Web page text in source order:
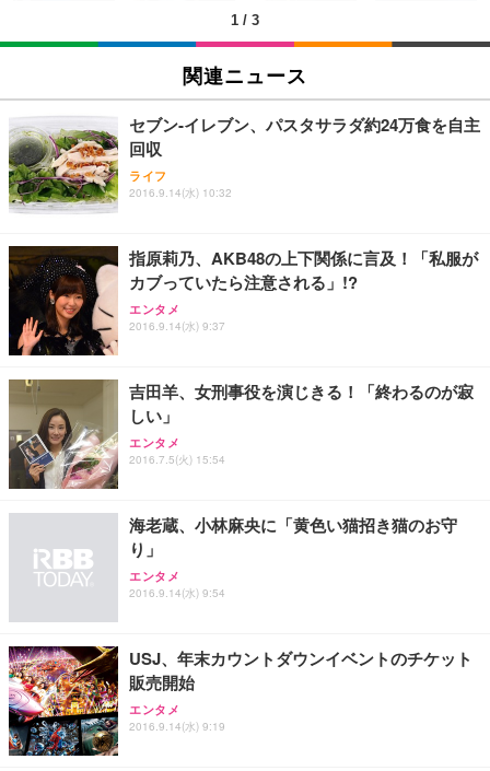
SIHOO B100 オフィスチェア／デスクチェア メッシ
ュチェア 人間工学 疲れない ブラック
￥27,999
ワーク チェア 強化バックレスト 30度ロッキング機
能 人間工学 椅子 腰サポート 90度跳ね上げ式アーム
務用 おしゃれ パソコンチェア (ブラック)
Sezlife オフィスチェア デスクチェア 疲れない テレ
ワーク チェア 強化バックレスト 30度ロッキング機
能 人間工学 椅子 腰サポート 90度跳ね上げ式アーム
務用 おしゃれ パソコンチェア (ホワイト)
ANDWINT オフィスチェア デスクチェア 肘なし メ
ッシュ 通気性 ランバーサポート付き 腰サポート ガ
ス圧無段階昇降 360度回転 キャスター付き コンパク
EIZO ビジネス向けプレミアムモニター | FlexScan
￥109,572
【純正品】27"ゲーミングモニター DualSense 充電
フック付き（CFI-ZDM1J）
【整備済み品】Dell E2724HS 27インチ 液晶モニタ
ー フルHD（1920×1080）VA 非光沢 HDMI/DisplayP
ort/VGA スピーカー内蔵 高さ調整 スイベル VESA対
【MiniLED/24.5inch/280Hz/FHD】GRAPHT THE S
HOOTER Gaming Monitor 24” Essential ゲーミン
グモニター QD 24.5インチ 1ms FHD 量子ドット 残
Amazonベーシック ペットシーツ 厚型 ワイド 42枚
x2袋(84枚) ホワイト(吸収面:ライトブルー)
￥3,234
ネオ・ルーライフ ネオ・オムツ L 中型犬用 26枚入
り 単品
Smart Basic(スマートベーシック) 【Amazon.co.jp
限定】 Smart Basic アイリスオーヤマ ペットシーツ
超厚型 お徳用 ワイド 100枚入 (x 1) (ケース販売)
アイリスオーヤマ ペットシーツ 超厚型 お徳用 レギ
ュラー 200枚入【Amazon.co.jp限定】
1 / 3
関連ニュース
セブン‐イレブン、パスタサラダ約24万食を自主
回収
ライフ
2016.9.14(水) 10:32
指原莉乃、AKB48の上下関係に言及！「私服が
カブっていたら注意される」!?
エンタメ
2016.9.14(水) 9:37
吉田羊、女刑事役を演じきる！「終わるのが寂
しい」
エンタメ
2016.7.5(火) 15:54
海老蔵、小林麻央に「黄色い猫招き猫のお守
り」
エンタメ
2016.9.14(水) 9:54
USJ、年末カウントダウンイベントのチケット
販売開始
エンタメ
2016.9.14(水) 9:19